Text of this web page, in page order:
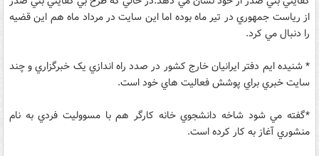
از رياست جمهوري در تير ماه بوده اما اين سايت در مرداد ماه هم اين قضيه
را دنبال مي کرد.
* شنيده ايم دفتر ايرانيان خارج کشور در صدد راه اندازي يک خبرگزاري و چند
سايت خبري براي پوشش فعاليت هاي خود است.
*گفته مي شود شاخه دانشجوي خانه کارگر هم با مسووليت فردي به نام
منشوري آغاز به کار کرده است.